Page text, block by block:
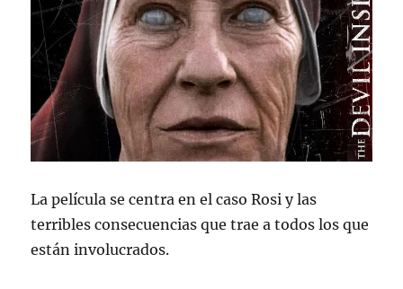
La película se centra en el caso Rosi y las
terribles consecuencias que trae a todos los que
están involucrados.